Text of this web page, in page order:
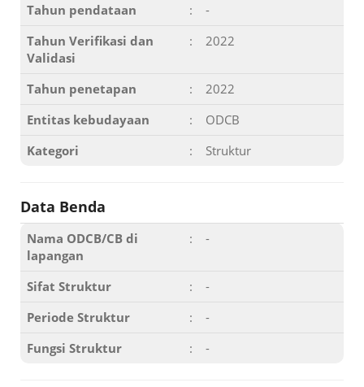
Tahun pendataan
:
-
Tahun Verifikasi dan
Validasi
: 2022
Tahun penetapan :
2022
Entitas kebudayaan
:
ODCB
Kategori
: Struktur
Data Benda
Nama ODCB/CB di
lapangan
: -
Sifat Struktur :
-
Periode Struktur
:
-
Fungsi Struktur
: -